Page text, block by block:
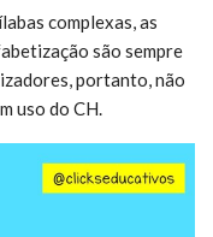
complexas, as
são sempre
portanto, não
uso do CH.